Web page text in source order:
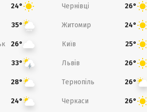
24° Чернівці 26°
35° Житомир 24°
26° Київ 25°
33° Львів 26°
28° Тернопіль 26°
24° Черкаси 26°